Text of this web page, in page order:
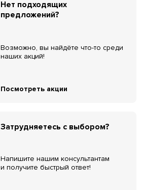
Нет подходящих
предложений?
Возможно, вы найдёте что-то среди
наших акций!
Посмотреть акции
Затрудняетесь с выбором?
Напишите нашим консультантам
и получите быстрый ответ!